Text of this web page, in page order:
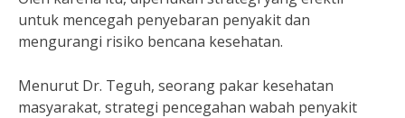
untuk mencegah penyebaran penyakit dan
mengurangi risiko bencana kesehatan.
Menurut Dr. Teguh, seorang pakar kesehatan
masyarakat, strategi pencegahan wabah penyakit